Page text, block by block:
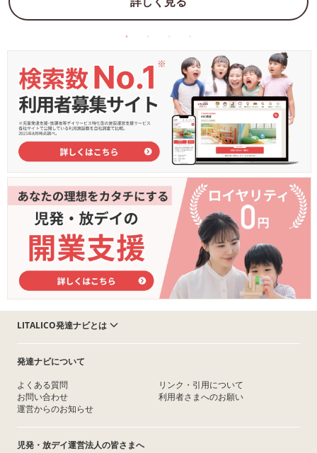
LITALICO発達ナビとは
発達ナビについて
よくある質問
お問い合わせ
運営からのお知らせ
リンク・引用について
利用者さまへのお願い
児発・放デイ運営法人の皆さまへ